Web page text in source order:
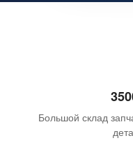
Большой склад